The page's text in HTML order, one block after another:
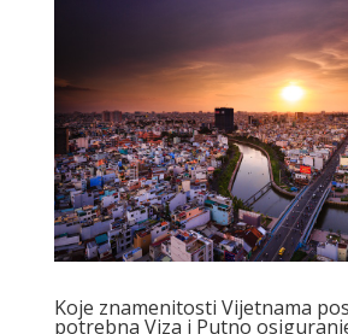
Koje znamenitosti Vijetnama
potrebna Viza i Putno